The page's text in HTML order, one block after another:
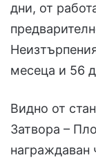
дни, от
месеца и 56
Видно от
Затвора –
награждаван